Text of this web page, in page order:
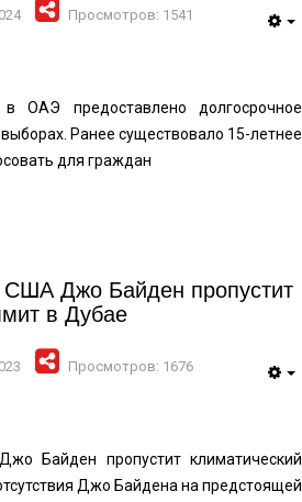
Просмотров: 1541
в ОАЭ предоставлено долгосрочное
Ранее существовало 15-летнее
для граждан
США Джо Байден пропустит
в Дубае
Просмотров: 1676
Байден пропустит климатический
Джо Байдена на предстоящей